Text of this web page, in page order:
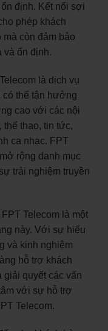
định. Kết nối sợi
phép khách
mà còn đảm bảo
và ổn định.
là dịch vụ
có thể tận hưởng
cao với các nội
thể thao, tin tức,
ca nhạc. FPT
rộng danh mục
trải nghiệm truyền
Telecom là một
này. Với sự hiểu
và kinh nghiệm
hỗ trợ khách
giải quyết các vấn
với sự hỗ trợ
Telecom.